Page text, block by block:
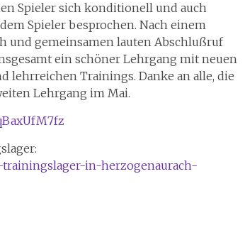
Spieler sich konditionell und auch
Spieler besprochen. Nach einem
und gemeinsamen lauten Abschlußruf
ein schöner Lehrgang mit neuen
lehrreichen Trainings. Danke an alle, die
Lehrgang im Mai.
in-herzogenaurach-